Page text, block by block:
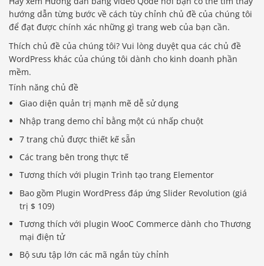
hướng dẫn từng bước về cách tùy chỉnh chủ đề của chúng tôi
để đạt được chính xác những gì trang web của bạn cần.
Thích chủ đề của chúng tôi? Vui lòng duyệt qua các chủ đề
WordPress khác của chúng tôi dành cho kinh doanh phần
mềm.
Tính năng chủ đề
Giao diện quản trị mạnh mẽ dễ sử dụng
Nhập trang demo chỉ bằng một cú nhấp chuột
7 trang chủ được thiết kế sẵn
Các trang bên trong thực tế
Tương thích với plugin Trình tạo trang Elementor
Bao gồm Plugin WordPress đáp ứng Slider Revolution (giá
trị $ 109)
Tương thích với plugin WooC Commerce dành cho Thương
mại điện tử
Bộ sưu tập lớn các mã ngắn tùy chỉnh